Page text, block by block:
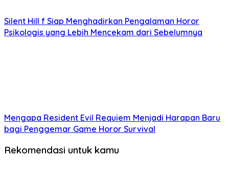
Silent Hill f Siap Menghadirkan Pengalaman Horor
Psikologis yang Lebih Mencekam dari Sebelumnya
Mengapa Resident Evil Requiem Menjadi Harapan Baru
bagi Penggemar Game Horor Survival
Rekomendasi untuk kamu